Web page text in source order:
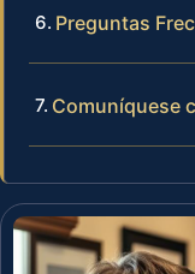
Preguntas
Comuníquese